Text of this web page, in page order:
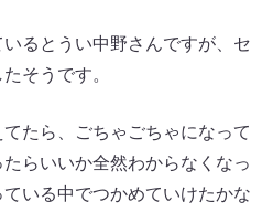
るとうい中野さんですが、セ
そうです。
てたら、ごちゃごちゃになって
らいいか全然わからなくなっ
いる中でつかめていけたかな